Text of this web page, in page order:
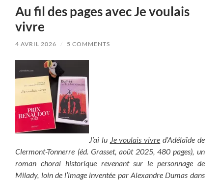
Au fil des pages avec Je voulais
vivre
4 AVRIL 2026 / 5 COMMENTS
J’ai lu Je voulais vivre d’Adélaïde de
Clermont-Tonnerre (éd. Grasset, août 2025, 480 pages), un
roman choral historique revenant sur le personnage de
Milady, loin de l’image inventée par Alexandre Dumas dans